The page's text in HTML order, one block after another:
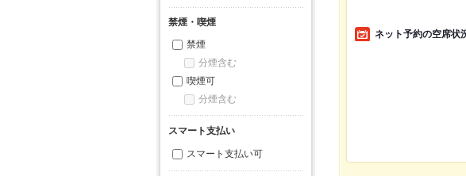
禁煙・喫煙
禁煙
分煙含む
喫煙可
分煙含む
スマート支払い
スマート支払い可
ネット予約の空席状